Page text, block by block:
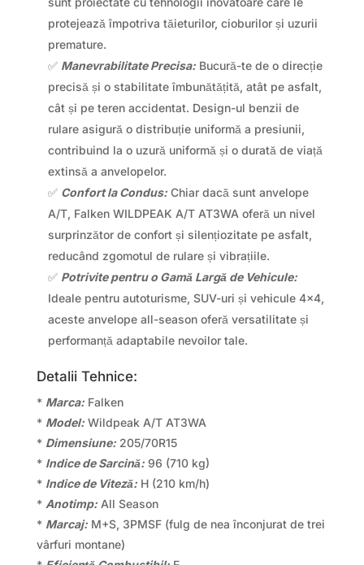
protejează împotriva tăieturilor, cioburilor și uzurii
premature.
✅ Manevrabilitate Precisa:Bucură-te de o direcție
precisă și o stabilitate îmbunătățită, atât pe asfalt,
cât și pe teren accidentat. Design-ul benzii de
rulare asigură o distribuție uniformă a presiunii,
contribuind la o uzură uniformă și o durată de viață
extinsă a anvelopelor.
✅ Confort la Condus:Chiar dacă sunt anvelope
A/T, Falken WILDPEAK A/T AT3WA oferă un nivel
surprinzător de confort și silențiozitate pe asfalt,
reducând zgomotul de rulare și vibrațiile.
✅ Potrivite pentru o Gamă Largă de Vehicule:
Ideale pentru autoturisme, SUV-uri și vehicule 4×4,
aceste anvelope all-season oferă versatilitate și
performanță adaptabile nevoilor tale.
Detalii Tehnice:
* Marca:Falken
* Model:Wildpeak A/T AT3WA
* Dimensiune:205/70R15
* Indice de Sarcină:96 (710 kg)
* Indice de Viteză:H (210 km/h)
* Anotimp:All Season
* Marcaj:M+S, 3PMSF (fulg de nea înconjurat de trei
vârfuri montane)